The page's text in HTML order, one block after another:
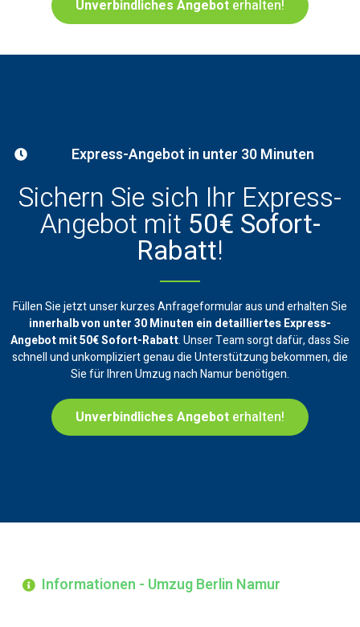
Unverbindliches Angebot erhalten!
Express-Angebot in unter 30 Minuten
Sichern Sie sich Ihr Express-
Angebot mit 50€ Sofort-
Rabatt!
Füllen Sie jetzt unser kurzes Anfrageformular aus und erhalten Sie
innerhalb von unter 30 Minuten ein detailliertes Express-
Angebot mit 50€ Sofort-Rabatt. Unser Team sorgt dafür, dass Sie
schnell und unkompliziert genau die Unterstützung bekommen, die
Sie für Ihren Umzug nach Namur benötigen.
Unverbindliches Angebot erhalten!
Informationen - Umzug Berlin Namur